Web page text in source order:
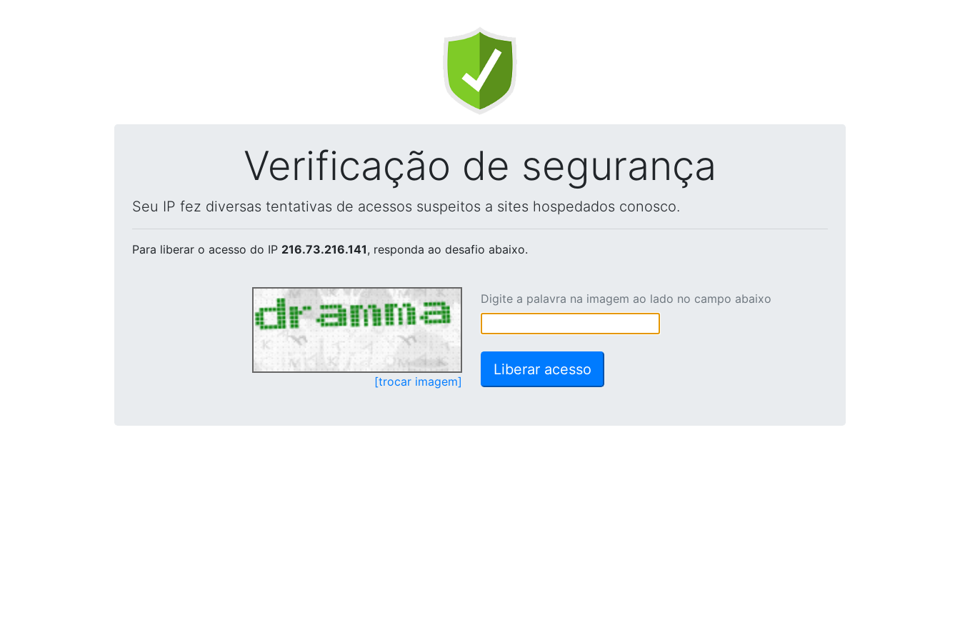
Verificação de segurança
Seu IP fez diversas tentativas de acessos suspeitos a sites hospedados conosco.
Para liberar o acesso do IP 216.73.216.141, responda ao desafio abaixo.
[trocar imagem]
Digite a palavra na imagem ao lado no campo abaixo